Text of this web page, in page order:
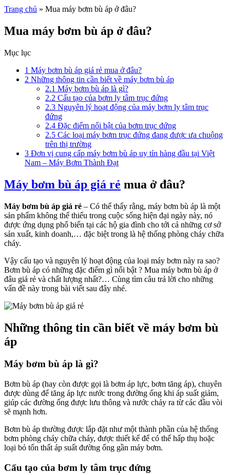
Trang chủ » Mua máy bơm bù áp ở đâu?
Mua máy bơm bù áp ở đâu?
Mục lục
1 Máy bơm bù áp giá rẻ mua ở đâu?
2 Những thông tin cần biết về máy bơm bù áp
2.1 Máy bơm bù áp là gì?
2.2 Cấu tạo của bơm ly tâm trục đứng
2.3 Nguyên lý hoạt động của máy bơm ly tâm trục
đứng
2.4 Đặc điểm nổi bật của bơm trục đứng
2.5 Các loại máy bơm trục đứng đang được ưa chuộng
trên thị trường
3 Đơn vị cung cấp máy bơm bù áp uy tín hàng đầu tại Việt
Nam – Máy Bơm Thành Đạt
Máy bơm bù áp giá rẻ mua ở đâu?
Máy bơm bù áp giá rẻ – Có thể thấy rằng, máy bơm bù áp là một
sản phẩm không thể thiếu trong cuộc sống hiện đại ngày này, nó
được ứng dụng phổ biến tại các hộ gia đình cho tới cả những cơ sở
sản xuất, kinh doanh,… đặc biệt trong là hệ thống phòng cháy chữa
cháy.
Vậy cấu tạo và nguyên lý hoạt động của loại máy bơm này ra sao?
Bơm bù áp có những đặc điểm gì nổi bật ? Mua máy bơm bù áp ở
đâu giá rẻ và chất lượng nhất?… Cùng tìm câu trả lời cho những
vấn đề này trong bài viết sau đây nhé.
Những thông tin cần biết về máy bơm bù
áp
Máy bơm bù áp là gì?
Bơm bù áp (hay còn được gọi là bơm áp lực, bơm tăng áp), chuyên
được dùng để tăng áp lực nước trong đường ống khi áp suất giảm,
giúp các đường ống được lưu thông và nước chảy ra từ các đầu vòi
sẽ mạnh hơn.
Bơm bù áp thường được lắp đặt như một thành phần của hệ thống
bơm phòng cháy chữa cháy, được thiết kế để có thể hấp thụ hoặc
loại bỏ tổn thất áp suất đường ống gần máy bơm.
Cấu tạo của bơm ly tâm trục đứng